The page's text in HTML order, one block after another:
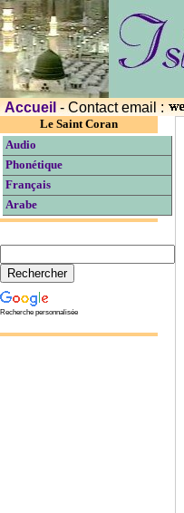
Accueil- Contact email :
Le Saint Coran
Audio
Phonétique
Français
Arabe
Recherche personnalisée